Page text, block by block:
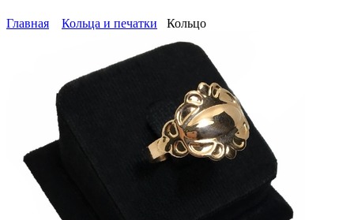
Главная Кольца и печатки Кольцо